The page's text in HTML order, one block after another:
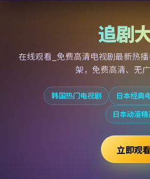
追剧大全
追剧
在线观看_免费高清电视剧最新热
架，免费高清、无
韩国热门电视剧 日本经典
日本动漫
立即观看